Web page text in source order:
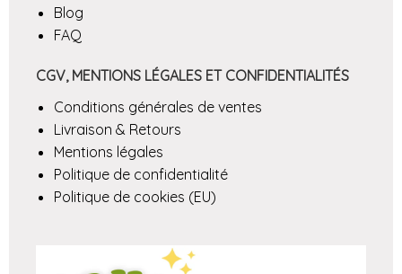
Blog
FAQ
CGV, MENTIONS LÉGALES ET CONFIDENTIALITÉS
Conditions générales de ventes
Livraison & Retours
Mentions légales
Politique de confidentialité
Politique de cookies (EU)